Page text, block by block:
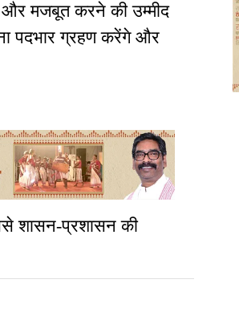
और मजबूत करने की उम्मीद
पदभार ग्रहण करेंगे और
शासन-प्रशासन की